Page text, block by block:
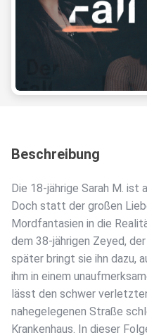
Beschreibung
Die 18-jährige Sarah M.
Doch statt der großen
Mordfantasien in die
dem 38-jährigen Zeyed,
später bringt sie ihn dazu,
ihm in einem
lässt den schwer
nahegelegenen Straße
Krankenhaus. In dieser